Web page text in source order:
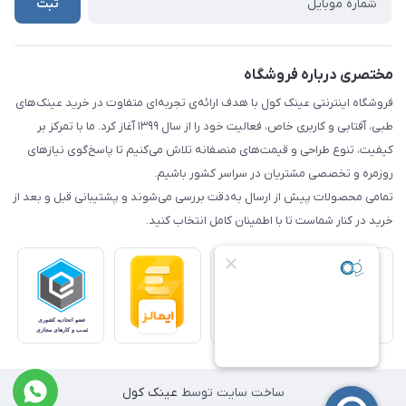
ثبت
مختصری درباره فروشگاه
فروشگاه اینترنتی عینک کول با هدف ارائه‌ی تجربه‌ای متفاوت در خرید عینک‌های
طبی، آفتابی و کاربری خاص، فعالیت خود را از سال ۱۳۹۹ آغاز کرد. ما با تمرکز بر
کیفیت، تنوع طراحی و قیمت‌های منصفانه تلاش می‌کنیم تا پاسخ‌گوی نیازهای
روزمره و تخصصی مشتریان در سراسر کشور باشیم.
تمامی محصولات پیش از ارسال به‌دقت بررسی می‌شوند و پشتیبانی قبل و بعد از
خرید در کنار شماست تا با اطمینان کامل انتخاب کنید.
ساخت سایت توسط عینک کول